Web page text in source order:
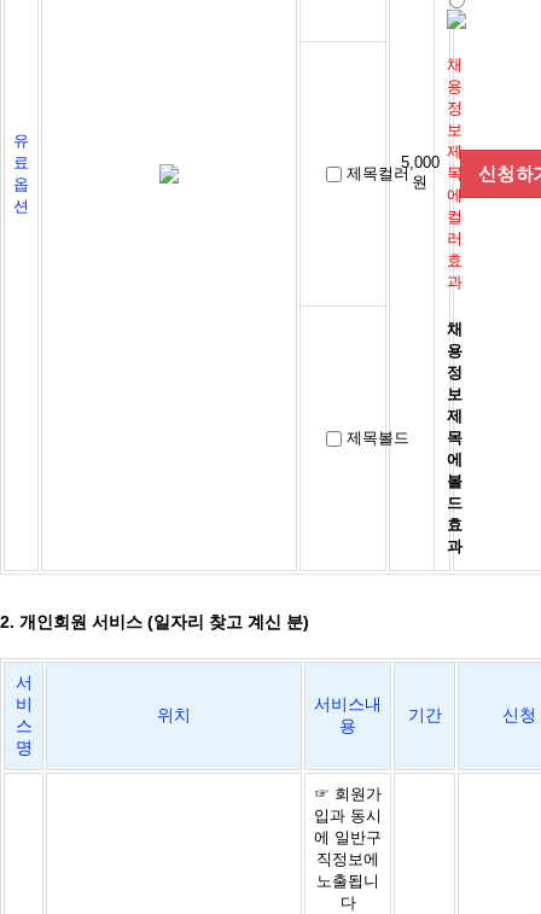
유
료
옵
션
제목컬러
채
용
정
보
제
목
에
컬
러
효
과
제목볼드
채
용
정
보
제
목
에
볼
드
효
과
5,000
원
2. 개인회원 서비스 (일자리 찾고 계신 분)
서
비
스
명
위치
서비스내
용
기간 신청
☞ 회원가
입과 동시
에 일반구
직정보에
노출됩니
다